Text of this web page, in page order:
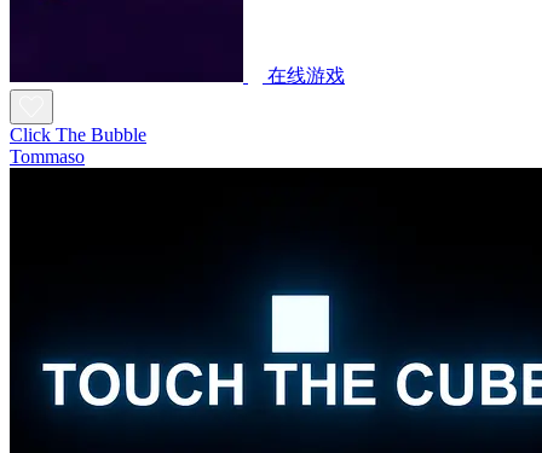
在线游戏
Click The Bubble
Tommaso